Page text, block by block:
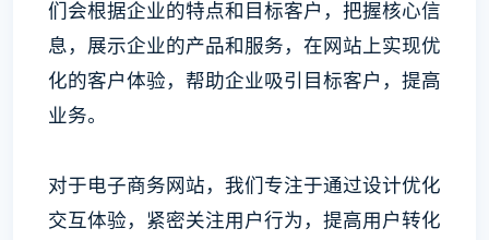
们会根据企业的特点和目标客户，把握核心信
息，展示企业的产品和服务，在网站上实现优
化的客户体验，帮助企业吸引目标客户，提高
业务。
对于电子商务网站，我们专注于通过设计优化
交互体验，紧密关注用户行为，提高用户转化